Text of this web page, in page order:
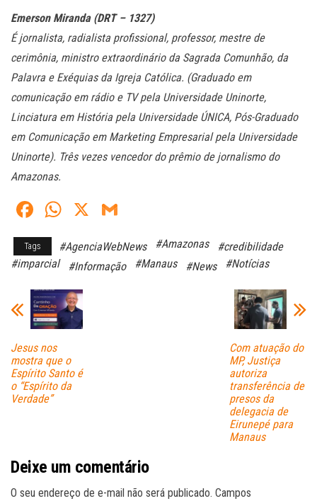
Emerson Miranda (DRT – 1327)
É jornalista, radialista profissional, professor, mestre de
cerimônia, ministro extraordinário da Sagrada Comunhão, da
Palavra e Exéquias da Igreja Católica. (Graduado em
comunicação em rádio e TV pela Universidade Uninorte,
Linciatura em História pela Universidade ÚNICA, Pós-Graduado
em Comunicação em Marketing Empresarial pela Universidade
Uninorte). Três vezes vencedor do prêmio de jornalismo do
Amazonas.
Fa
ce
bo
W
ts
A
pp
X
ail
Tags #AgenciaWebNews #Amazonas
#credibilidade
#imparcial
#Informação #Manaus #News #Notícias
Jesus nos
mostra que o
Espírito Santo é
o “Espírito da
Verdade”
Com atuação do
MP, Justiça
autoriza
transferência de
presos da
delegacia de
Eirunepé para
Manaus
Deixe um comentário
O seu endereço de e-mail não será publicado. Campos